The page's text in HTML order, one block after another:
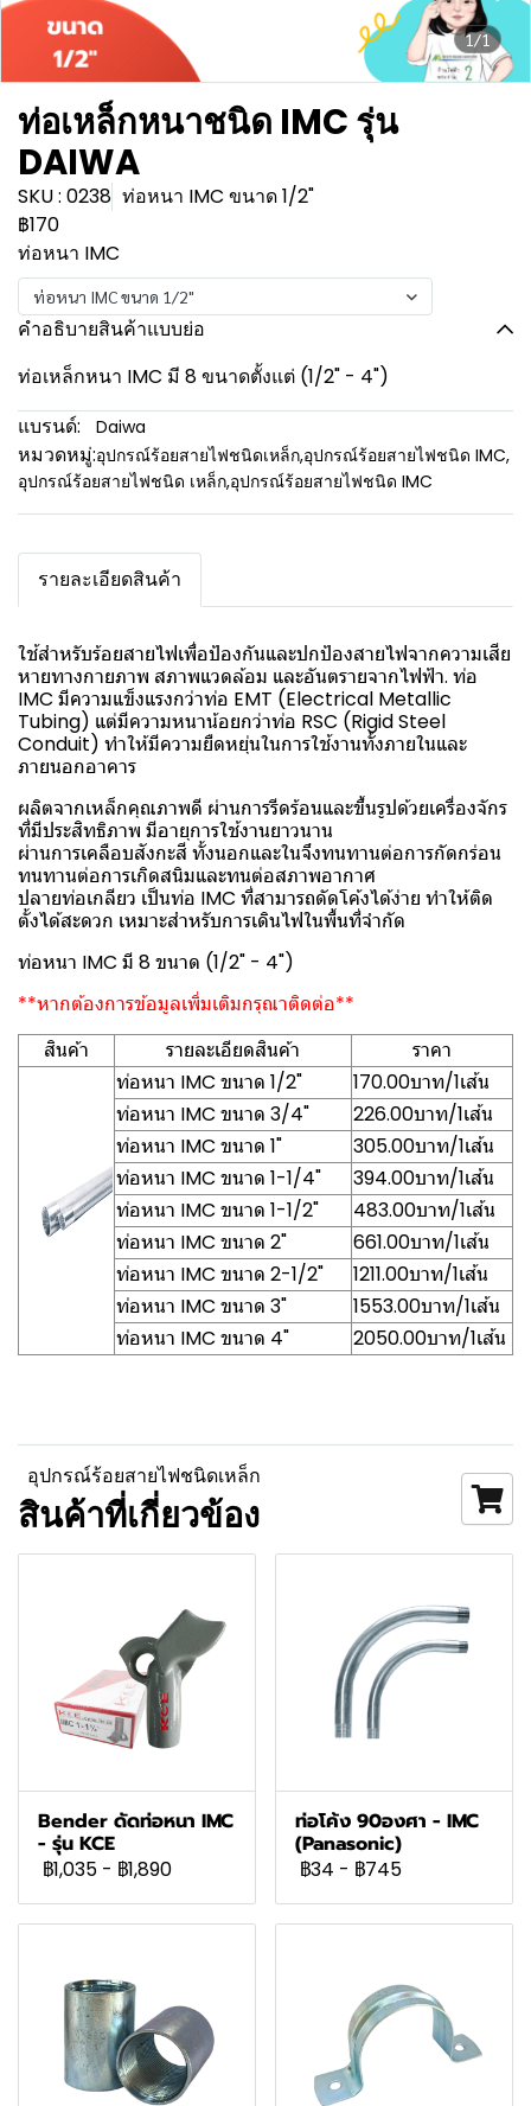
1/1
ท่อเหล็กหนาชนิด IMC รุ่น
DAIWA
SKU : 0238 ท่อหนา IMC ขนาด 1/2"
฿170
ท่อหนา IMC
ท่อหนา IMC ขนาด 1/2"
คำอธิบายสินค้าแบบย่อ
ท่อเหล็กหนา IMC มี 8 ขนาดตั้งแต่ (1/2" - 4")
แบรนด์:
Daiwa
หมวดหมู่:อุปกรณ์ร้อยสายไฟชนิดเหล็ก,อุปกรณ์ร้อยสายไฟชนิด IMC,
อุปกรณ์ร้อยสายไฟชนิด เหล็ก,อุปกรณ์ร้อยสายไฟชนิด IMC
รายละเอียดสินค้า
ใช้สำหรับร้อยสายไฟเพื่อป้องกันและปกป้องสายไฟจากความเสีย
หายทางกายภาพ สภาพแวดล้อม และอันตรายจากไฟฟ้า. ท่อ
IMC มีความแข็งแรงกว่าท่อ EMT (Electrical Metallic
Tubing) แต่มีความหนาน้อยกว่าท่อ RSC (Rigid Steel
Conduit) ทำให้มีความยืดหยุ่นในการใช้งานทั้งภายในและ
ภายนอกอาคาร
ผลิตจากเหล็กคุณภาพดี ผ่านการรีดร้อนและขึ้นรูปด้วยเครื่องจักร
ที่มีประสิทธิภาพ มีอายุการใช้งานยาวนาน
ผ่านการเคลือบสังกะสี ทั้งนอกและในจึงทนทานต่อการกัดกร่อน
ทนทานต่อการเกิดสนิมและทนต่อสภาพอากาศ
ปลายท่อเกลียว เป็นท่อ IMC ที่สามารถดัดโค้งได้ง่าย ทำให้ติด
ตั้งได้สะดวก เหมาะสำหรับการเดินไฟในพื้นที่จำกัด
ท่อหนา IMC มี 8 ขนาด (1/2" - 4")
**หากต้องการข้อมูลเพิ่มเติมกรุณาติดต่อ**
สินค้า
รายละเอียดสินค้า
ราคา
ท่อหนา IMC ขนาด 1/2"
170.00บาท/1เส้น
ท่อหนา IMC ขนาด 3/4"
226.00บาท/1เส้น
ท่อหนา IMC ขนาด 1"
305.00บาท/1เส้น
ท่อหนา IMC ขนาด 1-1/4"
394.00บาท/1เส้น
ท่อหนา IMC ขนาด 1-1/2"
483.00บาท/1เส้น
ท่อหนา IMC ขนาด 2"
661.00บาท/1เส้น
ท่อหนา IMC ขนาด 2-1/2"
1211.00บาท/1เส้น
ท่อหนา IMC ขนาด 3"
1553.00บาท/1เส้น
ท่อหนา IMC ขนาด 4"
2050.00บาท/1เส้น
อุปกรณ์ร้อยสายไฟชนิดเหล็ก
สินค้าที่เกี่ยวข้อง
Bender ดัดท่อหนา IMC
- รุ่น KCE
฿1,035 - ฿1,890
ท่อโค้ง 90องศา - IMC
(Panasonic)
฿34 - ฿745